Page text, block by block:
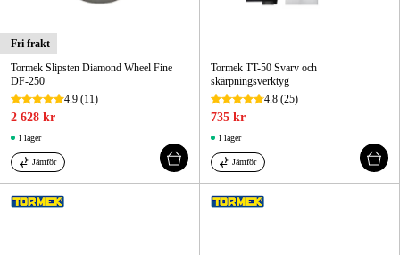
Fri frakt
Tormek Slipsten Diamond Wheel Fine
DF-250
4.9 (11)
2 628 kr
I lager
Jämför
Tormek TT-50 Svarv och
skärpningsverktyg
4.8 (25)
735 kr
I lager
Jämför